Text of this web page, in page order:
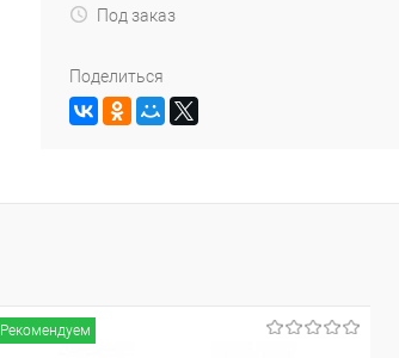
Под заказ
Поделиться
Рекомендуем